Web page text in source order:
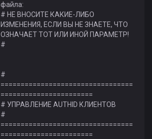
файла:
# НЕ ВНОСИТЕ КАКИЕ-ЛИБО
ИЗМЕНЕНИЯ, ЕСЛИ ВЫ НЕ ЗНАЕТЕ, ЧТО
ОЗНАЧАЕТ ТОТ ИЛИ ИНОЙ ПАРАМЕТР!
#
#
=================================
=======================
# УПРАВЛЕНИЕ AUTHID КЛИЕНТОВ
#
=================================
=======================